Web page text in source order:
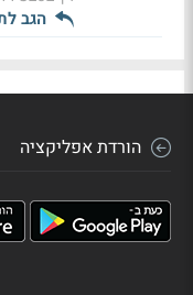
הגב
הורדת אפליקציה